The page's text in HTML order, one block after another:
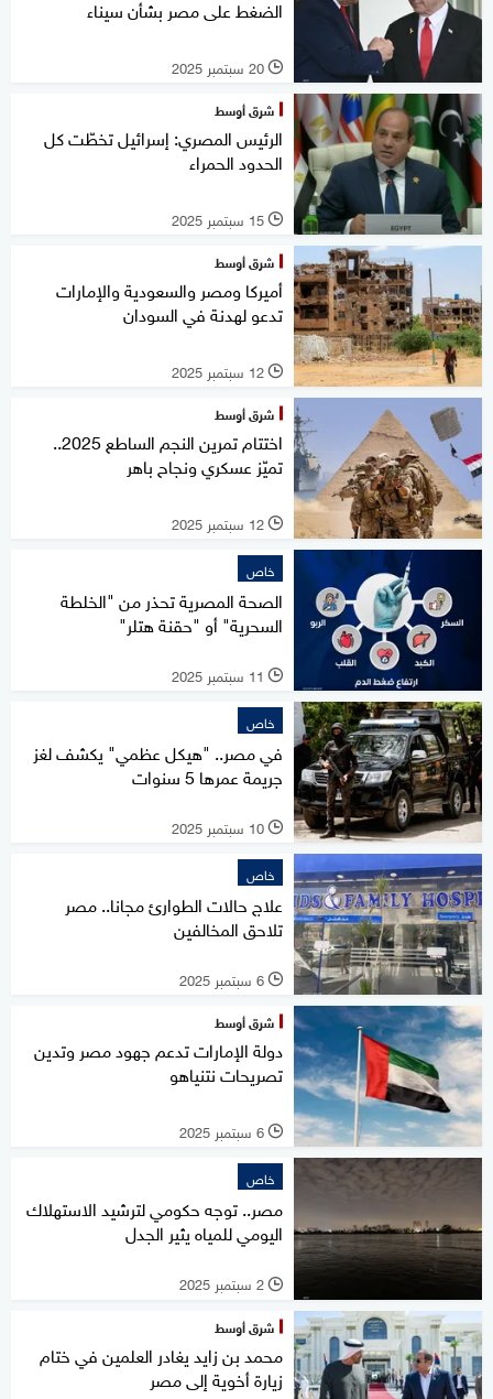
الضغط على مصر بشأن سيناء
l 20 سبتمبر 2025
شرق أوسط
الرئيس المصري: إسرائيل تخطّت كل
الحدود الحمراء
l 15 سبتمبر 2025
شرق أوسط
أميركا ومصر والسعودية والإمارات
تدعو لهدنة في السودان
l 12 سبتمبر 2025
شرق أوسط
اختتام تمرين النجم الساطع 2025..
تميّز عسكري ونجاح باهر
l 12 سبتمبر 2025
خاص
الصحة المصرية تحذر من "الخلطة
السحرية" أو "حقنة هتلر"
l 11 سبتمبر 2025
خاص
في مصر.. "هيكل عظمي" يكشف لغز
جريمة عمرها 5 سنوات
l 10 سبتمبر 2025
خاص
علاج حالات الطوارئ مجانا.. مصر
تلاحق المخالفين
l 6 سبتمبر 2025
شرق أوسط
دولة الإمارات تدعم جهود مصر وتدين
تصريحات نتنياهو
l 6 سبتمبر 2025
خاص
مصر.. توجه حكومي لترشيد الاستهلاك
اليومي للمياه يثير الجدل
l 2 سبتمبر 2025
شرق أوسط
محمد بن زايد يغادر العلمين في ختام
زيارة أخوية إلى مصر